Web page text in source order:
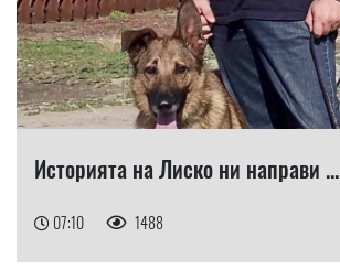
Историята на Лиско ни направи ...
07:10 1488